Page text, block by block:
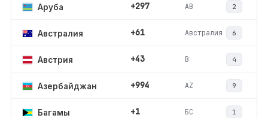
Аруба +297 АВ 2
Австралия +61 Австралия 6
Австрия +43 В 4
Азербайджан +994 AZ 9
Багамы +1 БС 1